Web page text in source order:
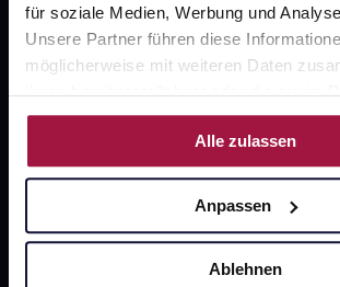
für soziale Medien, Werbung und
Unsere Partner führen diese
möglicherweise mit weiteren Daten
ihnen bereitgestellt hast oder die sie im
Nutzung der Dienste gesammelt haben.
Alle zulassen
Anpassen
Ablehnen
Barrierefreiheitserklärung
PAYBACK
AGB